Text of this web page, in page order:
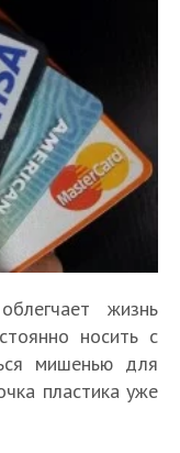
жизнь
носить с
мишенью для
пластика уже